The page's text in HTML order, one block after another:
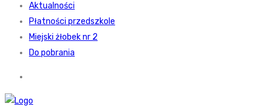
Aktualności
Płatności przedszkole
Miejski żłobek nr 2
Do pobrania